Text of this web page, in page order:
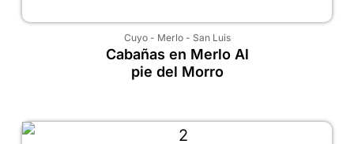
Cuyo- Merlo- San Luis
Cabañas en Merlo Al
pie del Morro